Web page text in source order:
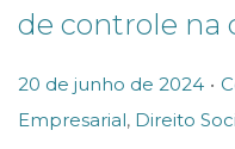
de controle na
P
o
20 de junho de 2024 . P
o
Empresarial, Direito